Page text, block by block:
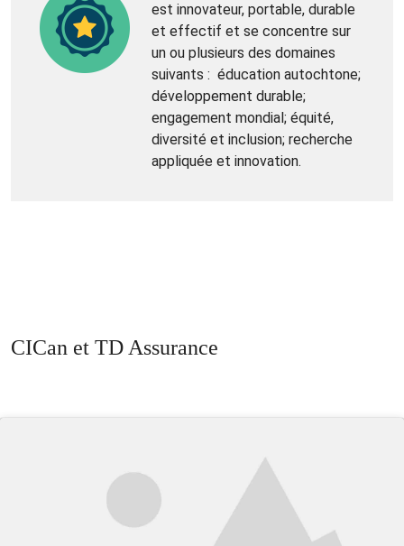
est innovateur, portable, durable
et effectif et se concentre sur
un ou plusieurs des domaines
suivants : éducation autochtone;
développement durable;
engagement mondial; équité,
diversité et inclusion; recherche
appliquée et innovation.
CICan et TD Assurance